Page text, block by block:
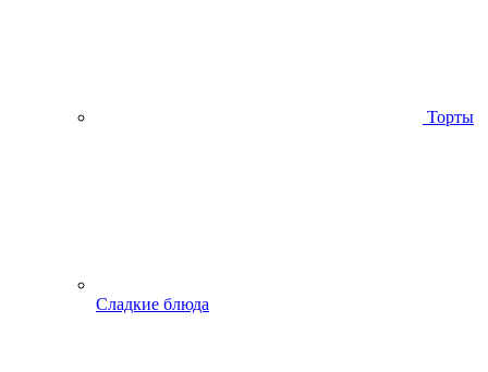
Торты
Сладкие блюда